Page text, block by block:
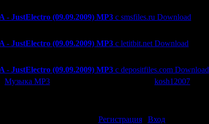
- JustElectro (09.09.2009) MP3 с smsfiles.ru Download
- JustElectro (09.09.2009) MP3 с letitbit.net Download
- JustElectro (09.09.2009) MP3 с depositfiles.com Download
Музыка МР3 kosh12007
Регистрация| Вход]